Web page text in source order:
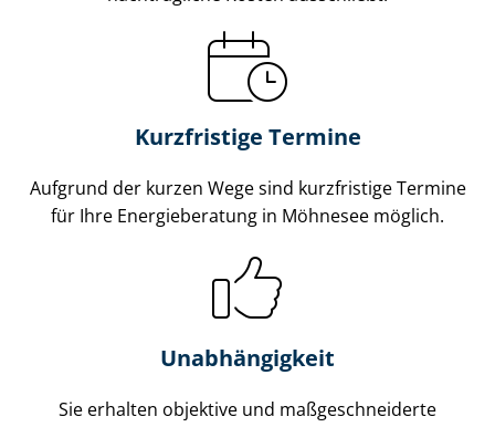
Kurzfristige Termine
Aufgrund der kurzen Wege sind kurzfristige Termine
für Ihre Energieberatung in Möhnesee möglich.
Unabhängigkeit
Sie erhalten objektive und maß­ge­schnei­der­te